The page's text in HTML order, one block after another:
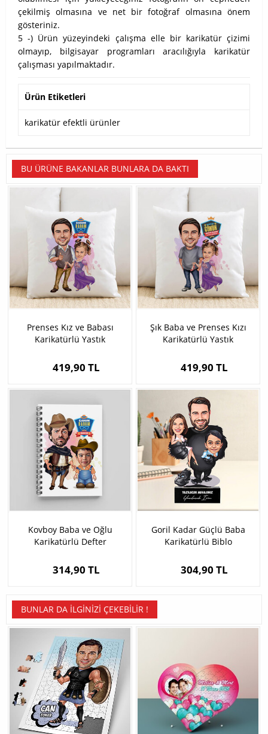
çekilmiş olmasına ve net bir fotoğraf olmasına önem
gösteriniz.
5 -) Ürün yüzeyindeki çalışma elle bir karikatür çizimi
olmayıp, bilgisayar programları aracılığıyla karikatür
çalışması yapılmaktadır.
Ürün Etiketleri
karikatür efektli ürünler
BU ÜRÜNE BAKANLAR BUNLARA DA BAKTI
Prenses Kız ve Babası
Karikatürlü Yastık
419,90 TL
Şık Baba ve Prenses Kızı
Karikatürlü Yastık
419,90 TL
Kovboy Baba ve Oğlu
Karikatürlü Defter
314,90 TL
Goril Kadar Güçlü Baba
Karikatürlü Biblo
304,90 TL
BUNLAR DA İLGINIZI ÇEKEBILIR !